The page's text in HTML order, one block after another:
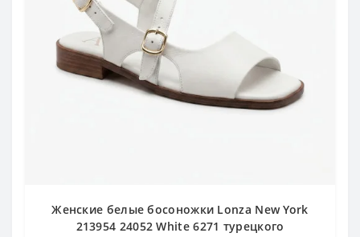
Женские белые босоножки Lonza New York
213954 24052 White 6271 турецкого